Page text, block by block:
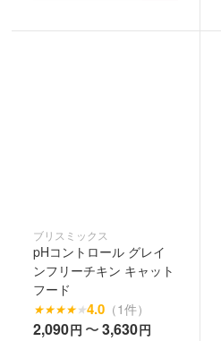
ブリスミックス
pHコントロール グレイ
ンフリーチキン キャット
フード
★★★★★4.0 （1件）
2,090円 〜3,630円